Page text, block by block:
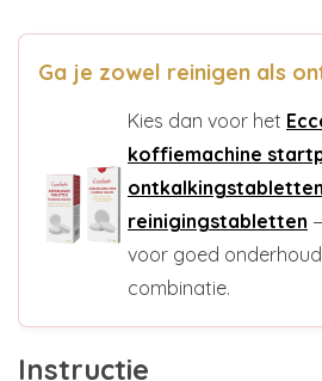
Ga je zowel reinigen als
Kies dan voor het
koffiemachine
reinigingstabletten
voor goed
combinatie.
Instructie